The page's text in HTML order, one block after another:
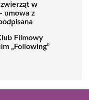
zwierząt w
umowa z
Filmowy
„Following”